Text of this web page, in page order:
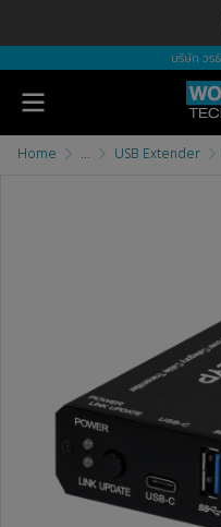
บริษัท วร
Home ... USB Extender